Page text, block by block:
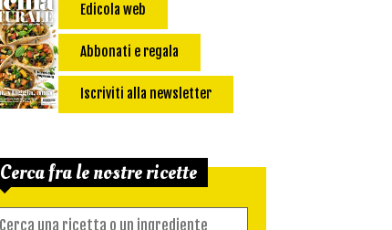
Edicola web
Abbonati e regala
Iscriviti alla newsletter
Cerca fra le nostre ricette